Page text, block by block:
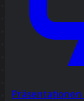
Präsentationen